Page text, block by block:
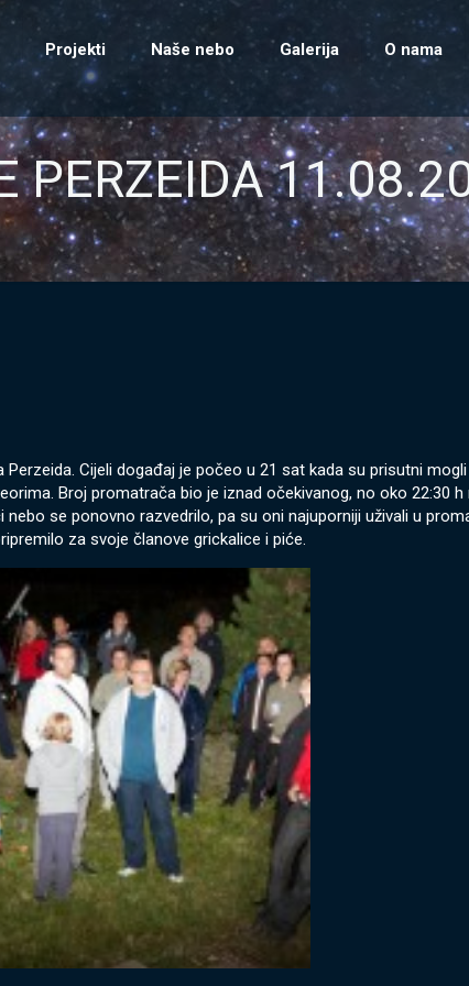
Projekti Naše nebo Galerija O nama
PERZEIDA
Cijeli događaj je počeo u 21 sat kada su prisutni
Broj promatrača bio je iznad očekivanog, no oko 22:30
se ponovno razvedrilo, pa su oni najuporniji uživali u
za svoje članove grickalice i piće.